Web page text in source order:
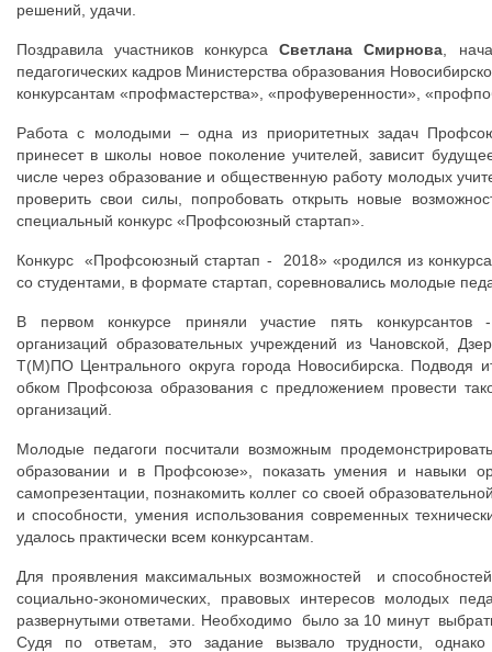
решений, удачи.
Поздравила участников конкурсаСветлана Смирнова ,
педагогических кадров Министерства образования
конкурсантам «профмастерства», «профуверенности»,
Работа с молодыми – одна из приоритетных задач
принесет в школы новое поколение учителей, зависит
числе через образование и общественную работу молодых
проверить свои силы, попробовать открыть новые
специальный конкурс «Профсоюзный стартап».
Конкурс «Профсоюзный стартап - 2018» «родился из
со студентами, в формате стартап, соревновались молодые
В первом конкурсе приняли участие пять конкурсантов
организаций образовательных учреждений из Чановской,
Т(М)ПО Центрального округа города Новосибирска. Подводя
обком Профсоюза образования с предложением провести
организаций.
Молодые педагоги посчитали возможным
образовании и в Профсоюзе», показать умения и навыки
самопрезентации, познакомить коллег со своей
и способности, умения использования современных
удалось практически всем конкурсантам.
Для проявления максимальных возможностей и
социально-экономических, правовых интересов молодых
развернутыми ответами. Необходимо было за 10 минут
Судя по ответам, это задание вызвало трудности,